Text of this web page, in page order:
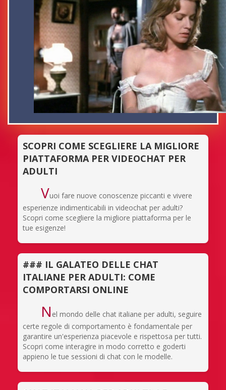
SCOPRI COME SCEGLIERE LA MIGLIORE
PIATTAFORMA PER VIDEOCHAT PER
ADULTI
Vuoi fare nuove conoscenze piccanti e vivere
esperienze indimenticabili in videochat per adulti?
Scopri come scegliere la migliore piattaforma per le
tue esigenze!
### IL GALATEO DELLE CHAT
ITALIANE PER ADULTI: COME
COMPORTARSI ONLINE
N el mondo delle chat italiane per adulti, seguire
certe regole di comportamento è fondamentale per
garantire un'esperienza piacevole e rispettosa per tutti.
Scopri come interagire in modo corretto e goderti
appieno le tue sessioni di chat con le modelle.